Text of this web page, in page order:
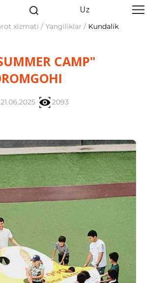
Uz
xizmati / Yangiliklar / Kundalik
CAMP"
21.06.2025 2093